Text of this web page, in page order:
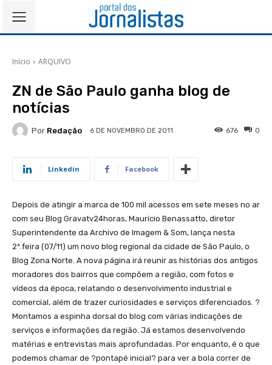
Início ARQUIVO
ZN de São Paulo ganha blog de
notícias
Por Redação 6 DE NOVEMBRO DE 2011 0
676
Linkedin Facebook
Depois de atingir a marca de 100 mil acessos em sete meses no ar
com seu Blog Gravatv24horas, Maurício Benassatto, diretor
Superintendente da Archivo de Imagem & Som, lança nesta
2ª.feira (07/11) um novo blog regional da cidade de São Paulo, o
Blog Zona Norte. A nova página irá reunir as histórias dos antigos
moradores dos bairros que compõem a região, com fotos e
vídeos da época, relatando o desenvolvimento industrial e
comercial, além de trazer curiosidades e serviços diferenciados. ?
Montamos a espinha dorsal do blog com várias indicações de
serviços e informações da região. Já estamos desenvolvendo
matérias e entrevistas mais aprofundadas. Por enquanto, é o que
podemos chamar de ?pontapé inicial? para ver a bola correr de